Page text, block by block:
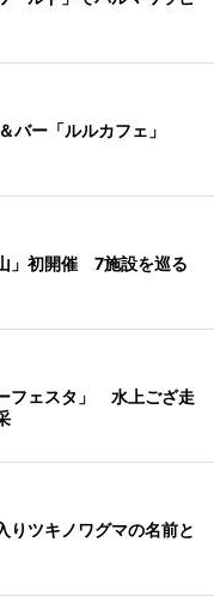
バー「ルルカフェ」
」初開催 7施設を巡る
フェスタ」 水上ござ走
りツキノワグマの名前と